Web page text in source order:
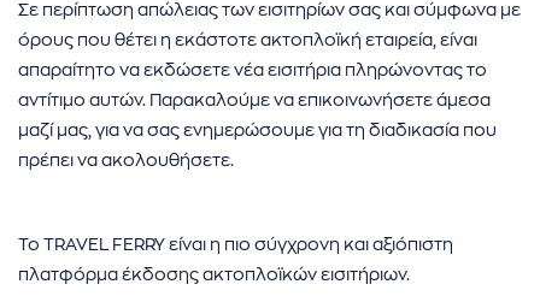
Σε περίπτωση απώλειας των εισιτηρίων σας και σύμφωνα με
όρους που θέτει η εκάστοτε ακτοπλοϊκή εταιρεία, είναι
απαραίτητο να εκδώσετε νέα εισιτήρια πληρώνοντας το
αντίτιμο αυτών. Παρακαλούμε να επικοινωνήσετε άμεσα
μαζί μας, για να σας ενημερώσουμε για τη διαδικασία που
πρέπει να ακολουθήσετε.
Το TRAVEL FERRY είναι η πιο σύγχρονη και αξιόπιστη
πλατφόρμα έκδοσης ακτοπλοϊκών εισιτήριων.